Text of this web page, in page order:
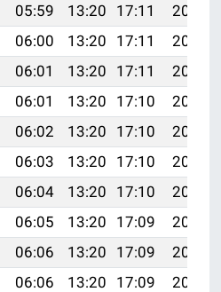
05:59 13:20 17:11
20:31
06:00 13:20 17:11
20:31
06:01 13:20 17:11
20:30
06:01 13:20 17:10
20:29
06:02 13:20 17:10
20:28
06:03 13:20 17:10
20:27
06:04 13:20 17:10
20:26
06:05 13:20 17:09
20:25
06:06 13:20 17:09
20:24
06:06 13:20 17:09
20:23